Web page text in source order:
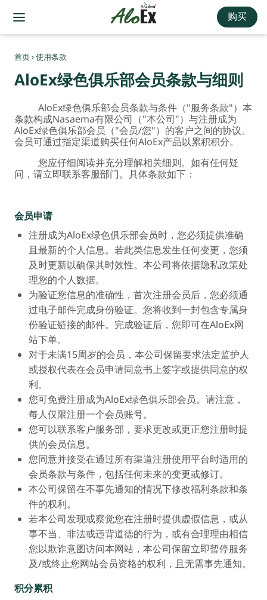
购买
首页›使用条款
AloEx绿色俱乐部会员条款与细则
AloEx绿色俱乐部会员条款与条件（"服务条款"）本
条款构成Nasaema有限公司（"本公司"）与注册成为
AloEx绿色俱乐部会员（"会员/您"）的客户之间的协议。
会员可通过指定渠道购买任何AloEx产品以累积积分。
您应仔细阅读并充分理解相关细则。如有任何疑
问，请立即联系客服部门。具体条款如下：
会员申请
注册成为AloEx绿色俱乐部会员时，您必须提供准确
且最新的个人信息。若此类信息发生任何变更，您须
及时更新以确保其时效性。本公司将依据隐私政策处
理您的个人数据。
为验证您信息的准确性，首次注册会员后，您必须通
过电子邮件完成身份验证。您将收到一封包含专属身
份验证链接的邮件。完成验证后，您即可在AloEx网
站下单。
对于未满15周岁的会员，本公司保留要求法定监护人
或授权代表在会员申请同意书上签字或提供同意的权
利。
您可免费注册成为AloEx绿色俱乐部会员。请注意，
每人仅限注册一个会员账号。
您可以联系客户服务部，要求更改或更正您注册时提
供的会员信息。
您同意并接受在通过所有渠道注册使用平台时适用的
会员条款与条件，包括任何未来的变更或修订。
本公司保留在不事先通知的情况下修改福利条款和条
件的权利。
若本公司发现或察觉您在注册时提供虚假信息，或从
事不当、非法或违背道德的行为，或有合理理由相信
您以欺诈意图访问本网站，本公司保留立即暂停服务
及/或终止您网站会员资格的权利，且无需事先通知。
积分累积